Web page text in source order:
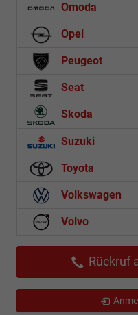
Omoda
Opel
Peugeot
Seat
Skoda
Suzuki
Toyota
Volkswagen
Volvo
Rückruf